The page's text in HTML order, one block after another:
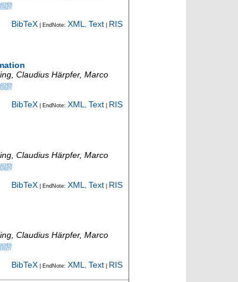
BibTeX | EndNote: XML, Text RIS
Claudius Härpfer, Marco
BibTeX | EndNote: XML , Text RIS
Claudius Härpfer, Marco
BibTeX | EndNote: XML Text RIS
Claudius Härpfer, Marco
BibTeX | EndNote: XML, Text RIS